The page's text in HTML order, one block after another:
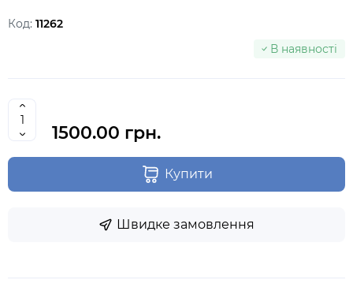
Код: 11262
В наявності
1500.00 грн.
Купити
Швидке замовлення